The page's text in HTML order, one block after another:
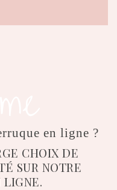
en ligne ?
CHOIX DE
SUR NOTRE
LIGNE.